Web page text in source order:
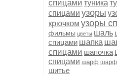
спицами туника
спицами узоры
крючком узоры
фильмы цветы шаль
спицами шапка
спицами шапочка
спицами шарф шарф
шитье